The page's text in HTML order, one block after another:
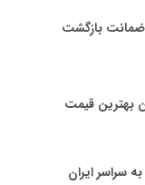
بهترین قیمت
سراسر ایران